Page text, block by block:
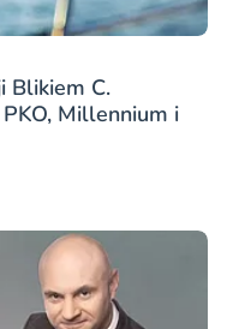
Blikiem C.
Millennium i